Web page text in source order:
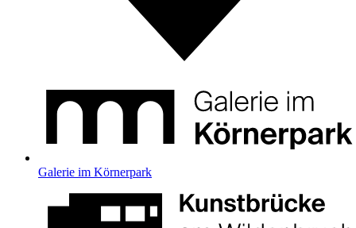
Galerie im Körnerpark